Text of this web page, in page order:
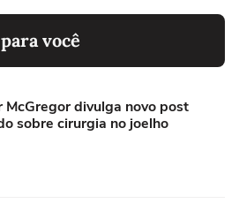
você
McGregor divulga novo post
sobre cirurgia no joelho